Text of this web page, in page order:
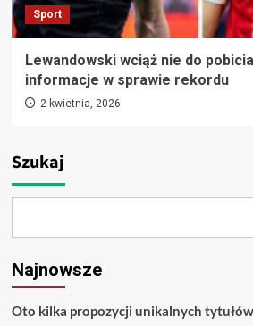
Sport
Lewandowski wciąż nie do
informacje w sprawie rekordu
2 kwietnia, 2026
Szukaj
Najnowsze
Oto kilka propozycji unikalnych